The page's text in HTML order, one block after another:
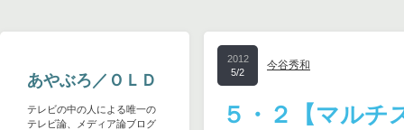
あやぶろ／ＯＬＤ
テレビの中の人による唯一の
テレビ論、メディア論ブログ
2012
5/2
今谷秀和
５・２【マル